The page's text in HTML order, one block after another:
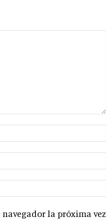
la próxima vez